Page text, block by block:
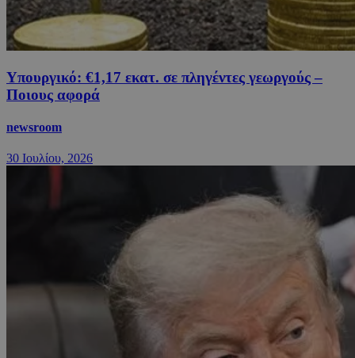
Υπουργικό: €1,17 εκατ. σε πληγέντες γεωργούς –
Ποιους αφορά
newsroom
30 Ιουλίου, 2026